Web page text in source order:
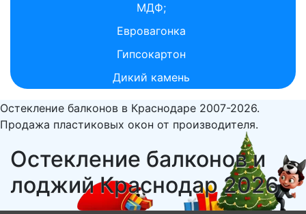
МДФ;
Евровагонка
Гипсокартон
Дикий камень
Остекление балконов в Краснодаре 2007-2026.
Продажа пластиковых окон от производителя.
Остекление балконов и
лоджий Краснодар 2026